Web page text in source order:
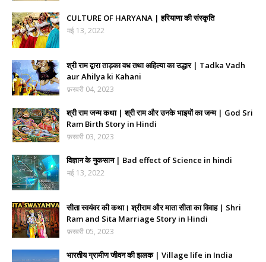
CULTURE OF HARYANA | हरियाणा की संस्कृति
मई 13, 2022
श्री राम द्वारा ताड़का वध तथा अहिल्या का उद्धार | Tadka Vadh
aur Ahilya ki Kahani
फ़रवरी 04, 2023
श्री राम जन्म कथा | श्री राम और उनके भाइयों का जन्म | God Sri
Ram Birth Story in Hindi
फ़रवरी 03, 2023
विज्ञान के नुकसान | Bad effect of Science in hindi
मई 13, 2022
सीता स्वयंवर की कथा। श्रीराम और माता सीता का विवाह | Shri
Ram and Sita Marriage Story in Hindi
फ़रवरी 05, 2023
भारतीय ग्रामीण जीवन की झलक | Village life in India